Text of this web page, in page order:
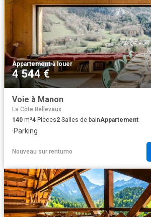
Appartement·à louer
4 544 €
Voie à Manon
La Côte Bellevaux
140 m²4 Pièces2 Salles de bainAppartement
·Parking
Nouveau sur rentumo